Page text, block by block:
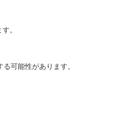
。
可能性があります。